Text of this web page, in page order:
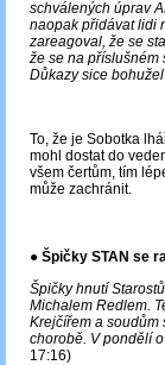
schválených úprav
naopak přidávat lidi
zareagoval, že se
že se na příslušném
Důkazy sice
To, že je Sobotka
mohl dostat do
všem čertům, tím
může zachránit.
● Špičky STAN se
Špičky hnutí
Michalem Redlem.
Krejčířem a soudům
chorobě. V pondělí
17:16)